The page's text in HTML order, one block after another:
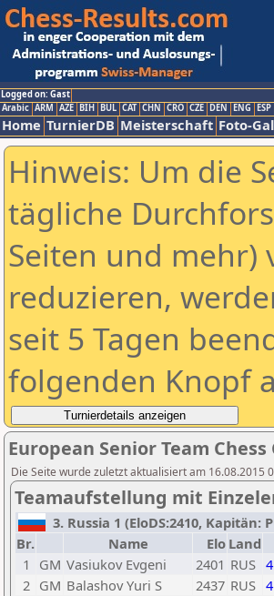
Logged on: Gast
Arabic ARM AZE BIH BUL CAT CHN CRO CZE DEN ENG ESP
Home TurnierDB Meisterschaft Foto-
Hinweis: Um die
tägliche
Seiten und mehr)
reduzieren,
seit 5 Tagen
folgenden Knopf
European Senior Team
Die Seite wurde zuletzt aktualisiert am 16.08.2015
Teamaufstellung mit
3. Russia 1 (EloDS:2410, Kapitän:
Br.
Name Elo Land
1
GM Vasiukov Evgeni 2401 RUS
2 GM Balashov Yuri S 2437 RUS